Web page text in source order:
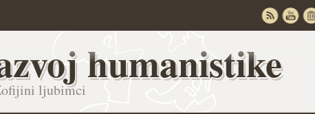
humanistike
ljubimci